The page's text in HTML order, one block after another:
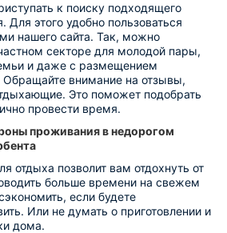
к поиску подходящего
Для этого удобно пользоваться
нашего сайта. Так, можно
секторе для молодой пары,
и даже с размещением
внимание на отзывы,
Это поможет подобрать
провести время.
проживания в недорогом
отдыха позволит вам отдохнуть от
больше времени на свежем
если будете
Или не думать о приготовлении и
дома.